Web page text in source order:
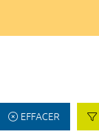
EFFACER